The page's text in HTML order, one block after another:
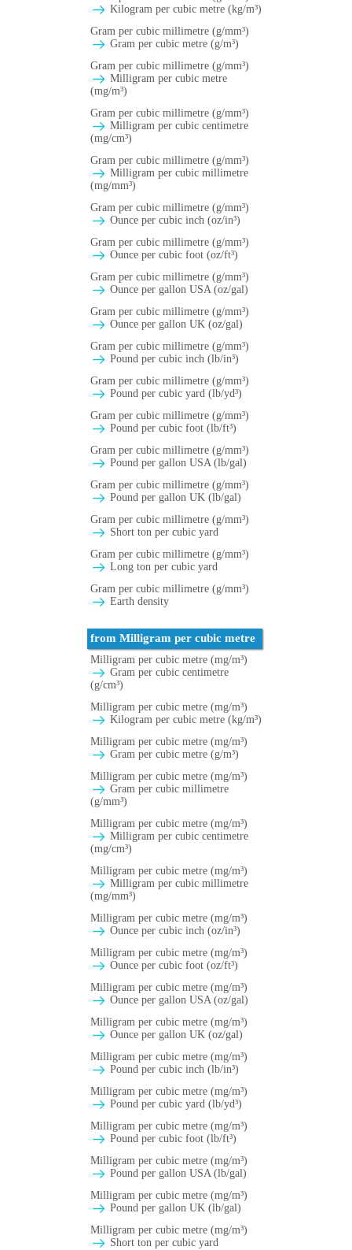
Kilogram per cubic metre (kg/m³)
Gram per cubic millimetre (g/mm³)
Gram per cubic metre (g/m³)
Gram per cubic millimetre (g/mm³)
Milligram per cubic metre
(mg/m³)
Gram per cubic millimetre (g/mm³)
Milligram per cubic centimetre
(mg/cm³)
Gram per cubic millimetre (g/mm³)
Milligram per cubic millimetre
(mg/mm³)
Gram per cubic millimetre (g/mm³)
Ounce per cubic inch (oz/in³)
Gram per cubic millimetre (g/mm³)
Ounce per cubic foot (oz/ft³)
Gram per cubic millimetre (g/mm³)
Ounce per gallon USA (oz/gal)
Gram per cubic millimetre (g/mm³)
Ounce per gallon UK (oz/gal)
Gram per cubic millimetre (g/mm³)
Pound per cubic inch (lb/in³)
Gram per cubic millimetre (g/mm³)
Pound per cubic yard (lb/yd³)
Gram per cubic millimetre (g/mm³)
Pound per cubic foot (lb/ft³)
Gram per cubic millimetre (g/mm³)
Pound per gallon USA (lb/gal)
Gram per cubic millimetre (g/mm³)
Pound per gallon UK (lb/gal)
Gram per cubic millimetre (g/mm³)
Short ton per cubic yard
Gram per cubic millimetre (g/mm³)
Long ton per cubic yard
Gram per cubic millimetre (g/mm³)
Earth density
from Milligram per cubic metre
Milligram per cubic metre (mg/m³)
Gram per cubic centimetre
(g/cm³)
Milligram per cubic metre (mg/m³)
Kilogram per cubic metre (kg/m³)
Milligram per cubic metre (mg/m³)
Gram per cubic metre (g/m³)
Milligram per cubic metre (mg/m³)
Gram per cubic millimetre
(g/mm³)
Milligram per cubic metre (mg/m³)
Milligram per cubic centimetre
(mg/cm³)
Milligram per cubic metre (mg/m³)
Milligram per cubic millimetre
(mg/mm³)
Milligram per cubic metre (mg/m³)
Ounce per cubic inch (oz/in³)
Milligram per cubic metre (mg/m³)
Ounce per cubic foot (oz/ft³)
Milligram per cubic metre (mg/m³)
Ounce per gallon USA (oz/gal)
Milligram per cubic metre (mg/m³)
Ounce per gallon UK (oz/gal)
Milligram per cubic metre (mg/m³)
Pound per cubic inch (lb/in³)
Milligram per cubic metre (mg/m³)
Pound per cubic yard (lb/yd³)
Milligram per cubic metre (mg/m³)
Pound per cubic foot (lb/ft³)
Milligram per cubic metre (mg/m³)
Pound per gallon USA (lb/gal)
Milligram per cubic metre (mg/m³)
Pound per gallon UK (lb/gal)
Milligram per cubic metre (mg/m³)
Short ton per cubic yard